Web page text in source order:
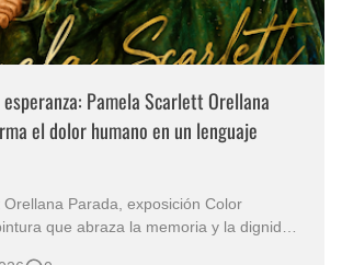
Pamela Scarlett Orellana
el dolor humano en un lenguaje
Orellana Parada, exposición Color
que abraza la memoria y la dignidad